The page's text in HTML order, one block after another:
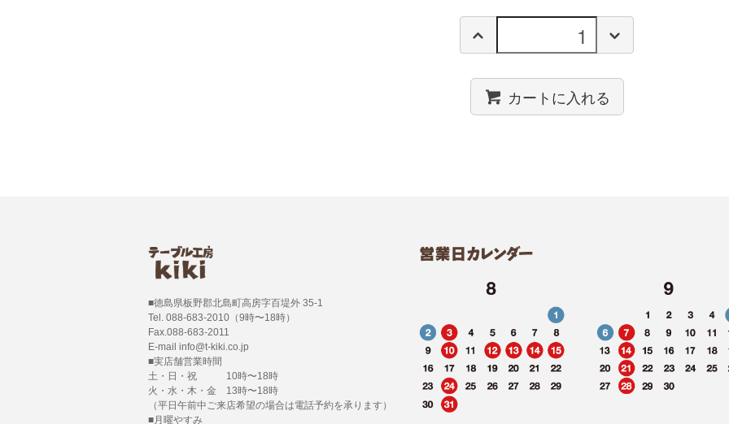
カートに入れる
■徳島県板野郡北島町高房字百堤外 35-1
Tel. 088-683-2010（9時〜18時）
Fax.088-683-2011
E-mail info@t-kiki.co.jp
■実店舗営業時間
土・日・祝 10時〜18時
火・水・木・金 13時〜18時
（平日午前中ご来店希望の場合は電話予約を承ります）
■月曜やすみ